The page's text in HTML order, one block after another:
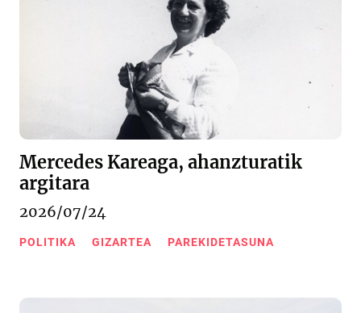
Mercedes Kareaga, ahanzturatik
argitara
2026/07/24
POLITIKA GIZARTEA PAREKIDETASUNA